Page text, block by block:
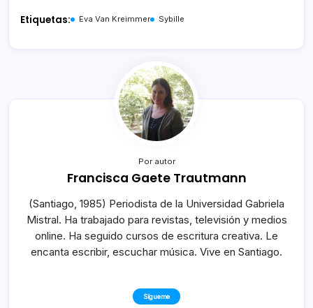
Etiquetas: Eva Van Kreimmer Sybille
Por autor
Francisca Gaete Trautmann
(Santiago, 1985) Periodista de la Universidad Gabriela
Mistral. Ha trabajado para revistas, televisión y medios
online. Ha seguido cursos de escritura creativa. Le
encanta escribir, escuchar música. Vive en Santiago.
Sígueme